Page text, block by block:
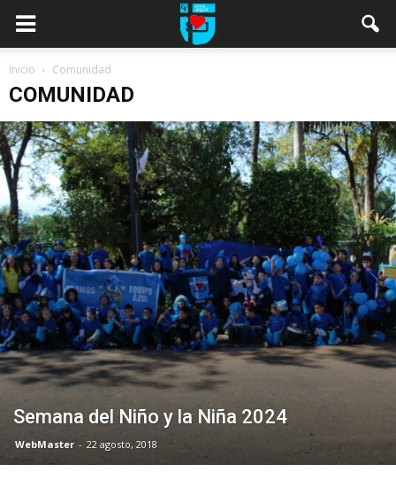
Inicio Comunidad
COMUNIDAD
Semana del Niño y la Niña 2024
WebMaster - 22 agosto, 2018